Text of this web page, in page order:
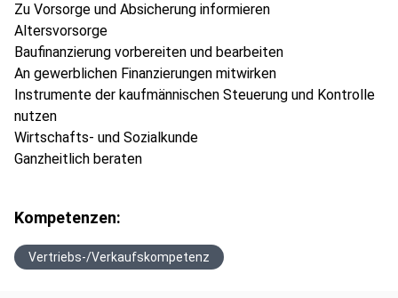
Zu Vorsorge und Absicherung informieren
Altersvorsorge
Baufinanzierung vorbereiten und bearbeiten
An gewerblichen Finanzierungen mitwirken
Instrumente der kaufmännischen Steuerung und Kontrolle
nutzen
Wirtschafts- und Sozialkunde
Ganzheitlich beraten
Kompetenzen:
Vertriebs-/Verkaufskompetenz